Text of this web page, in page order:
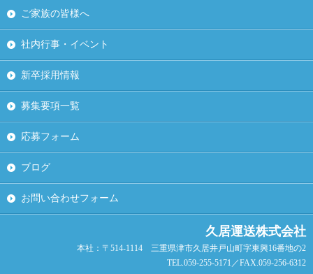
ご家族の皆様へ
社内行事・イベント
新卒採用情報
募集要項一覧
応募フォーム
ブログ
お問い合わせフォーム
久居運送株式会社
本社：〒514-1114 三重県津市久居井戸山町字東興16番地の2
TEL.059-255-5171／FAX.059-256-6312